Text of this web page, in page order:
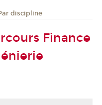
discipline
Finance